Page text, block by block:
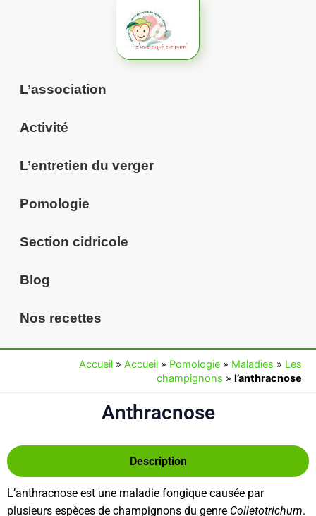
L’association
Activité
L’entretien du verger
Pomologie
Section cidricole
Blog
Nos recettes
Accueil » Accueil » Pomologie » Maladies » Les
champignons » l’anthracnose
Anthracnose
Description
L’anthracnose est une maladie fongique causée par
plusieurs espèces de champignons du genre Colletotrichum.